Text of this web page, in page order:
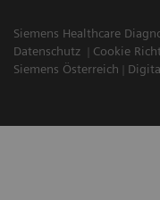
Siemens Healthcare
Datenschutz
Cookie
Siemens Österreich